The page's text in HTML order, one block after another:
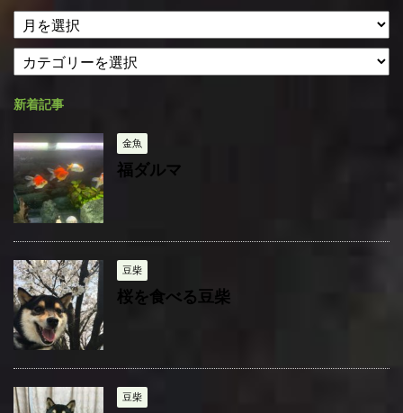
ア
ー
イ
テ
リ
ー
新着記事
金魚
福ダルマ
豆柴
桜を食べる豆柴
豆柴